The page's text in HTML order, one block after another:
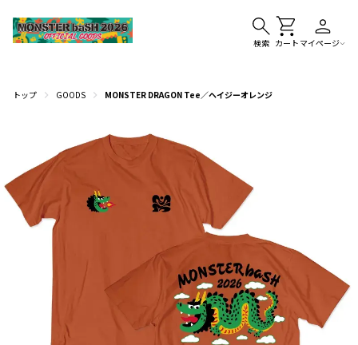
検索 カート マイページ
トップ GOODS MONSTER DRAGON Tee／ヘイジーオレンジ